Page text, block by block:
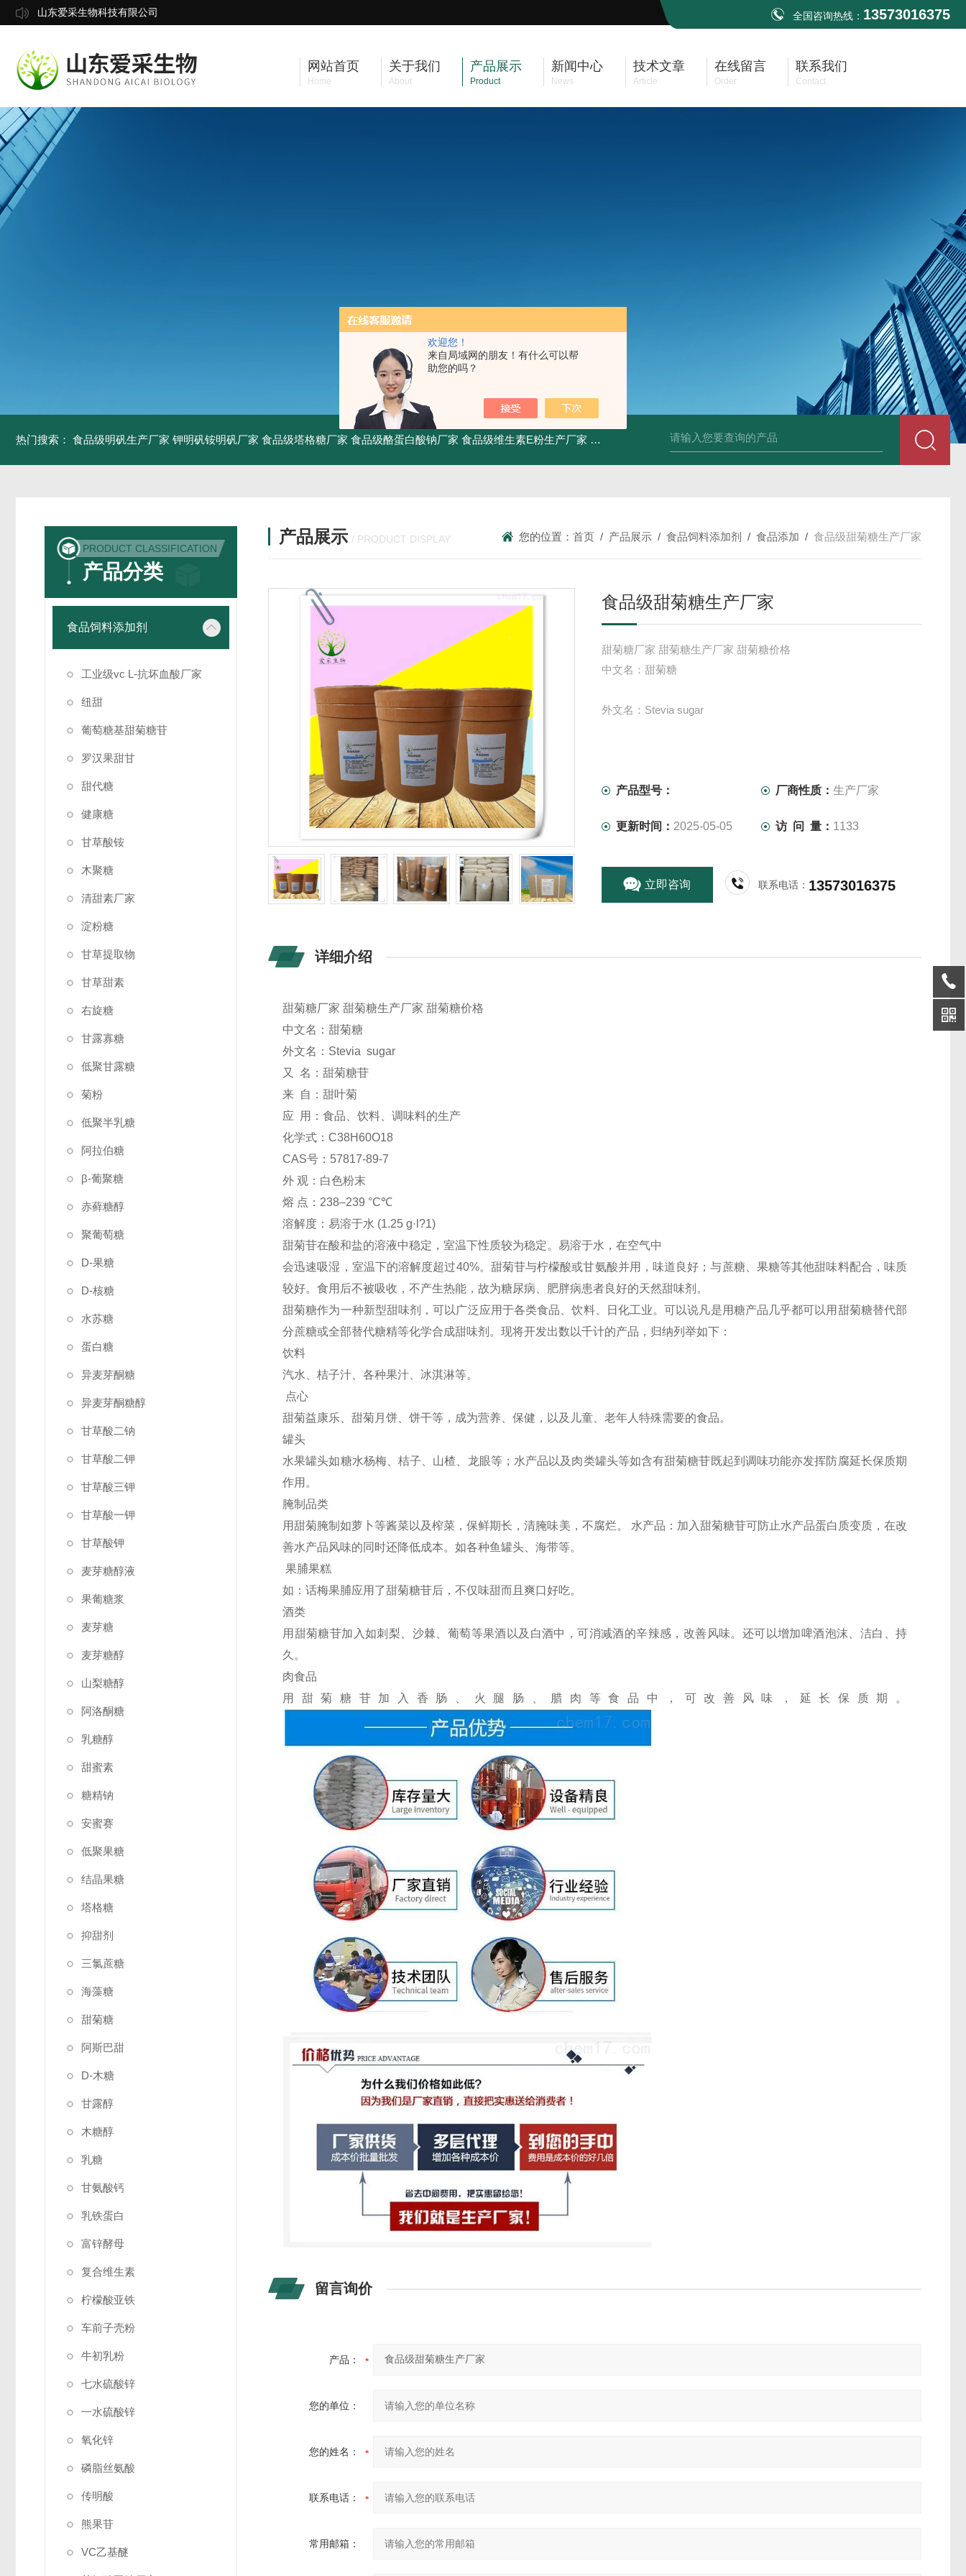
欢迎您！
来自局域网的朋友！有什么可以帮
助您的吗？
山东爱采生物科技有限公司 全国咨询热线： 13573016375
网站首页
Home
关于我们
About
产品展示
Product
新闻中心
News
技术文章
Article
在线留言
Order
联系我们
Contact
热门搜索： 食品级明矾生产厂家 钾明矾铵明矾厂家 食品级塔格糖厂家 食品级酪蛋白酸钠厂家 食品级维生素E粉生产厂家 食品级牛骨胶原蛋白生产厂家 食品级复合氨基酸生产厂家 食品级黄原胶生产厂
PRODUCT CLASSIFICATION
产品分类
食品饲料添加剂
工业级vc L-抗坏血酸厂家
纽甜
葡萄糖基甜菊糖苷
罗汉果甜甘
甜代糖
健康糖
甘草酸铵
木聚糖
清甜素厂家
淀粉糖
甘草提取物
甘草甜素
右旋糖
甘露寡糖
低聚甘露糖
菊粉
低聚半乳糖
阿拉伯糖
β-葡聚糖
赤藓糖醇
聚葡萄糖
D-果糖
D-核糖
水苏糖
蛋白糖
异麦芽酮糖
异麦芽酮糖醇
甘草酸二钠
甘草酸二钾
甘草酸三钾
甘草酸一钾
甘草酸钾
麦芽糖醇液
果葡糖浆
麦芽糖
麦芽糖醇
山梨糖醇
阿洛酮糖
乳糖醇
甜蜜素
糖精钠
安蜜赛
低聚果糖
结晶果糖
塔格糖
抑甜剂
三氯蔗糖
海藻糖
甜菊糖
阿斯巴甜
D-木糖
甘露醇
木糖醇
乳糖
甘氨酸钙
乳铁蛋白
富锌酵母
复合维生素
柠檬酸亚铁
车前子壳粉
牛初乳粉
七水硫酸锌
一水硫酸锌
氧化锌
磷脂丝氨酸
传明酸
熊果苷
VC乙基醚
产品展示 / PRODUCT DISPLAY 您的位置： 首页 / 产品展示 / 食品饲料添加剂 / 食品添加 / 食品级甜菊糖生产厂家
食品级甜菊糖生产厂家
甜菊糖厂家 甜菊糖生产厂家 甜菊糖价格
中文名：甜菊糖
外文名：Stevia sugar
来 自：甜叶菊
应 用：食品、饮料、调味料的生产
化学式：C38H60O18
产品型号： 厂商性质：生产厂家
更新时间： 2025-05-05 访 问 量： 1133
立即咨询 联系电话： 13573016375
详细介绍
甜菊糖厂家 甜菊糖生产厂家 甜菊糖价格
中文名：甜菊糖
外文名：Stevia sugar
又 名：甜菊糖苷
来 自：甜叶菊
应 用：食品、饮料、调味料的生产
化学式：C38H60O18
CAS号：57817-89-7
外 观：白色粉末
熔 点：238–239 °C℃
溶解度：易溶于水 (1.25 g·l?1)
甜菊苷在酸和盐的溶液中稳定，室温下性质较为稳定。易溶于水，在空气中
会迅速吸湿，室温下的溶解度超过40%。甜菊苷与柠檬酸或甘氨酸并用，味道良好；与蔗糖、果糖等其他甜味料配合，味质
较好。食用后不被吸收，不产生热能，故为糖尿病、肥胖病患者良好的天然甜味剂。
甜菊糖作为一种新型甜味剂，可以广泛应用于各类食品、饮料、日化工业。可以说凡是用糖产品几乎都可以用甜菊糖替代部
分蔗糖或全部替代糖精等化学合成甜味剂。现将开发出数以千计的产品，归纳列举如下：
饮料
汽水、桔子汁、各种果汁、冰淇淋等。
点心
甜菊益康乐、甜菊月饼、饼干等，成为营养、保健，以及儿童、老年人特殊需要的食品。
罐头
水果罐头如糖水杨梅、桔子、山楂、龙眼等；水产品以及肉类罐头等如含有甜菊糖苷既起到调味功能亦发挥防腐延长保质期
作用。
腌制品类
用甜菊腌制如萝卜等酱菜以及榨菜，保鲜期长，清腌味美，不腐烂。 水产品：加入甜菊糖苷可防止水产品蛋白质变质，在改
善水产品风味的同时还降低成本。如各种鱼罐头、海带等。
果脯果糕
如：话梅果脯应用了甜菊糖苷后，不仅味甜而且爽口好吃。
酒类
用甜菊糖苷加入如刺梨、沙棘、葡萄等果酒以及白酒中，可消减酒的辛辣感，改善风味。还可以增加啤酒泡沫、洁白、持
久。
肉食品
用甜菊糖苷加入香肠、火腿肠、腊肉等食品中，可改善风味，延长保质期。
留言询价
产品：
您的单位：
您的姓名：
联系电话：
常用邮箱：